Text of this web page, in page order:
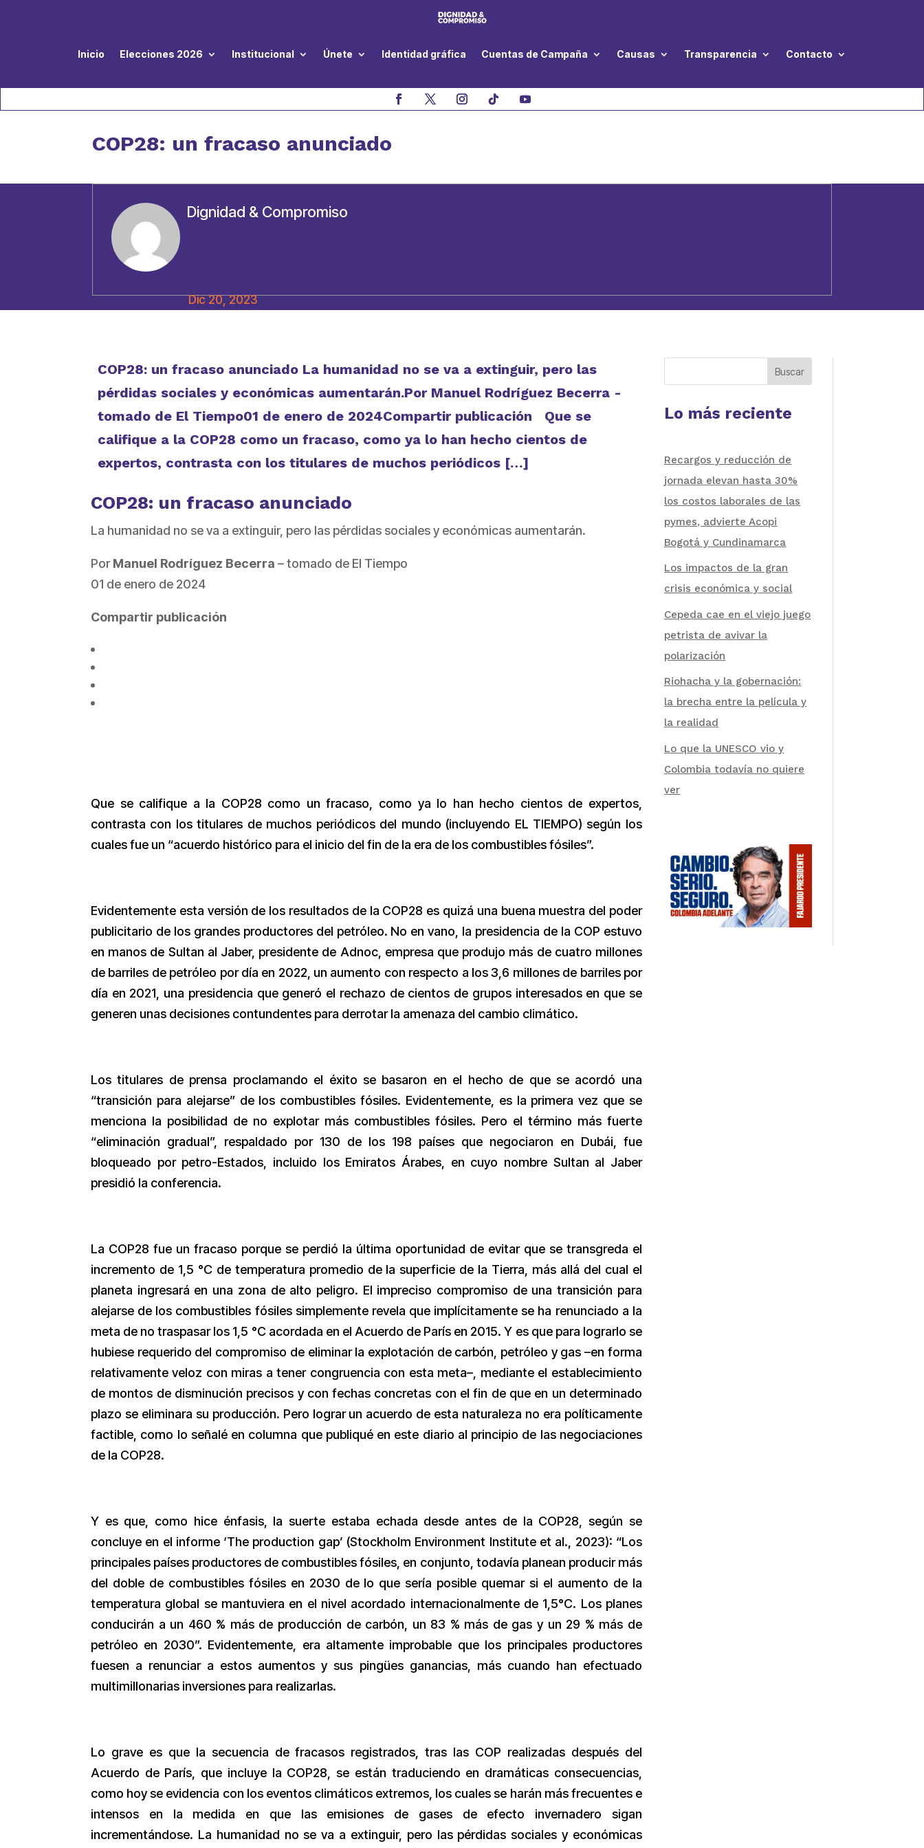
Inicio Elecciones 2026 Institucional Únete Identidad gráfica Cuentas de Campaña Causas Transparencia Contacto
COP28: un fracaso anunciado
Dignidad & Compromiso
Dic 20, 2023
COP28: un fracaso anunciado La humanidad no se va a extinguir, pero las
pérdidas sociales y económicas aumentarán.Por Manuel Rodríguez Becerra -
tomado de El Tiempo01 de enero de 2024Compartir publicación Que se
califique a la COP28 como un fracaso, como ya lo han hecho cientos de
expertos, contrasta con los titulares de muchos periódicos […]
COP28: un fracaso anunciado
La humanidad no se va a extinguir, pero las pérdidas sociales y económicas aumentarán.
PorManuel Rodríguez Becerra – tomado de El Tiempo
01 de enero de 2024
Compartir publicación
Que se califique a la COP28 como un fracaso, como ya lo han hecho cientos de expertos,
contrasta con los titulares de muchos periódicos del mundo (incluyendo EL TIEMPO) según los
cuales fue un “acuerdo histórico para el inicio del fin de la era de los combustibles fósiles”.
Evidentemente esta versión de los resultados de la COP28 es quizá una buena muestra del poder
publicitario de los grandes productores del petróleo. No en vano, la presidencia de la COP estuvo
en manos de Sultan al Jaber, presidente de Adnoc, empresa que produjo más de cuatro millones
de barriles de petróleo por día en 2022, un aumento con respecto a los 3,6 millones de barriles por
día en 2021, una presidencia que generó el rechazo de cientos de grupos interesados en que se
generen unas decisiones contundentes para derrotar la amenaza del cambio climático.
Los titulares de prensa proclamando el éxito se basaron en el hecho de que se acordó una
“transición para alejarse” de los combustibles fósiles. Evidentemente, es la primera vez que se
menciona la posibilidad de no explotar más combustibles fósiles. Pero el término más fuerte
“eliminación gradual”, respaldado por 130 de los 198 países que negociaron en Dubái, fue
bloqueado por petro-Estados, incluido los Emiratos Árabes, en cuyo nombre Sultan al Jaber
presidió la conferencia.
La COP28 fue un fracaso porque se perdió la última oportunidad de evitar que se transgreda el
incremento de 1,5 °C de temperatura promedio de la superficie de la Tierra, más allá del cual el
planeta ingresará en una zona de alto peligro. El impreciso compromiso de una transición para
alejarse de los combustibles fósiles simplemente revela que implícitamente se ha renunciado a la
meta de no traspasar los 1,5 °C acordada en el Acuerdo de París en 2015. Y es que para lograrlo se
hubiese requerido del compromiso de eliminar la explotación de carbón, petróleo y gas –en forma
relativamente veloz con miras a tener congruencia con esta meta–, mediante el establecimiento
de montos de disminución precisos y con fechas concretas con el fin de que en un determinado
plazo se eliminara su producción. Pero lograr un acuerdo de esta naturaleza no era políticamente
factible, como lo señalé en columna que publiqué en este diario al principio de las negociaciones
de la COP28.
Y es que, como hice énfasis, la suerte estaba echada desde antes de la COP28, según se
concluye en el informe ‘The production gap’ (Stockholm Environment Institute et al., 2023): “Los
principales países productores de combustibles fósiles, en conjunto, todavía planean producir más
del doble de combustibles fósiles en 2030 de lo que sería posible quemar si el aumento de la
temperatura global se mantuviera en el nivel acordado internacionalmente de 1,5°C. Los planes
conducirán a un 460 % más de producción de carbón, un 83 % más de gas y un 29 % más de
petróleo en 2030”. Evidentemente, era altamente improbable que los principales productores
fuesen a renunciar a estos aumentos y sus pingües ganancias, más cuando han efectuado
multimillonarias inversiones para realizarlas.
Lo grave es que la secuencia de fracasos registrados, tras las COP realizadas después del
Acuerdo de París, que incluye la COP28, se están traduciendo en dramáticas consecuencias,
como hoy se evidencia con los eventos climáticos extremos, los cuales se harán más frecuentes e
intensos en la medida en que las emisiones de gases de efecto invernadero sigan
incrementándose. La humanidad no se va a extinguir, pero las pérdidas sociales y económicas
Buscar
Lo más reciente
Recargos y reducción de
jornada elevan hasta 30%
los costos laborales de las
pymes, advierte Acopi
Bogotá y Cundinamarca
Los impactos de la gran
crisis económica y social
Cepeda cae en el viejo juego
petrista de avivar la
polarización
Riohacha y la gobernación:
la brecha entre la película y
la realidad
Lo que la UNESCO vio y
Colombia todavía no quiere
ver